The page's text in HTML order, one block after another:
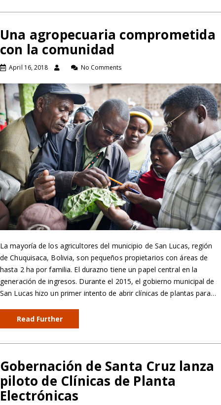
Una agropecuaria comprometida
con la comunidad
April 16, 2018 No Comments
La mayoría de los agricultores del municipio de San Lucas, región
de Chuquisaca, Bolivia, son pequeños propietarios con áreas de
hasta 2 ha por familia. El durazno tiene un papel central en la
generación de ingresos. Durante el 2015, el gobierno municipal de
San Lucas hizo un primer intento de abrir clínicas de plantas para…
Read Further
Gobernación de Santa Cruz lanza
piloto de Clínicas de Planta
Electrónicas